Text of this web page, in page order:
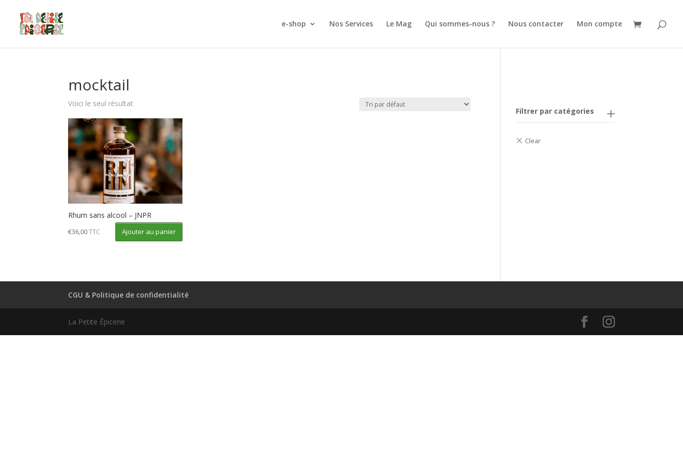
e-shop Nos Services Le Mag Qui sommes-nous ? Nous contacter Mon compte
mocktail
Voici le seul résultat
Rhum sans alcool – JNPR
€36,00 TTC Ajouter au panier
Filtrer par catégories
CGU & Politique de confidentialité
La Petite Épicerie